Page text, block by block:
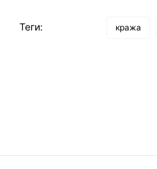
Теги: кража